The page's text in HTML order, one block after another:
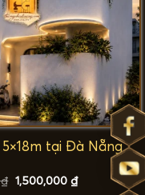
tại Đà Nẵng
₫ Giá
gốc
1,500,000 ₫Giá
hiện